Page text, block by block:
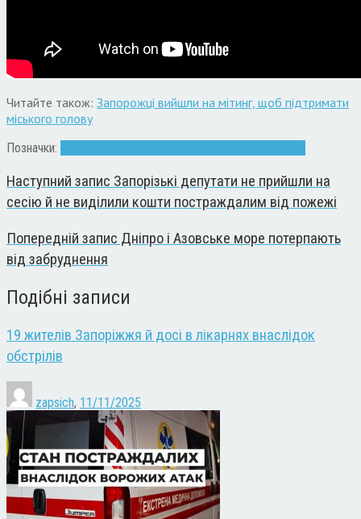
Читайте також: Запорожці вийшли на мітинг, щоб підтримати
міського голову
Позначки:
Наступний запис Запорізькі депутати не прийшли на
сесію й не виділили кошти постраждалим від пожежі
Попередній запис Дніпро і Азовське море потерпають
від забруднення
Подібні записи
19 жителів Запоріжжя й досі в лікарнях внаслідок
обстрілів
zapsich, 11/11/2025